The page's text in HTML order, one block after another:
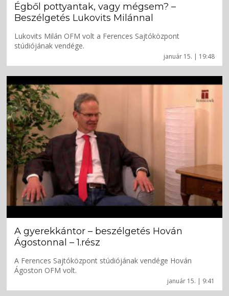
január 15. | 19:48
Égből pottyantak, vagy mégsem? –
Beszélgetés Lukovits Milánnal
Lukovits Milán OFM volt a Ferences Sajtóközpont
stúdiójának vendége.
január 15. | 9:41
A gyerekkántor – beszélgetés Hován
Ágostonnal – 1.rész
A Ferences Sajtóközpont stúdiójának vendége Hován
Ágoston OFM volt.